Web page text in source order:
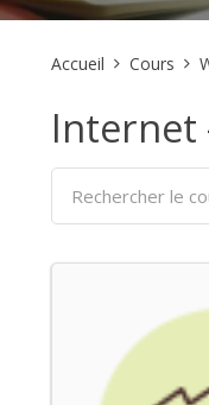
Accueil Cours
Internet